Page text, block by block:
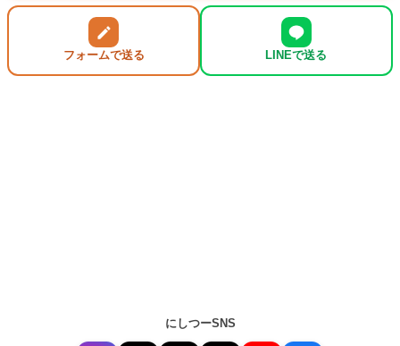
フォームで送る LINEで送る
にしつーSNS